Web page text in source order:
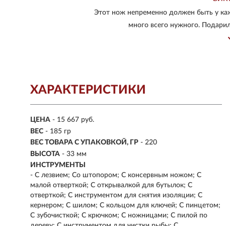
Этот нож непременно должен быть у
много всего нужного.
ХАРАКТЕРИСТИКИ
ЦЕНА - 15 667 руб.
ВЕС - 185 гр
ВЕС ТОВАРА С УПАКОВКОЙ, ГР - 220
ВЫСОТА - 33 мм
ИНСТРУМЕНТЫ
- С лезвием; Со штопором; С консервным ножом; С
малой отверткой; С открывалкой для бутылок; С
отверткой; С инструментом для снятия изоляции; С
кернером; С шилом; С кольцом для ключей; С пинцетом;
С зубочисткой; С крючком; С ножницами; С пилой по